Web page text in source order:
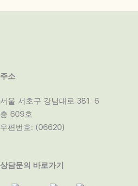
주소
서울 서초구 강남대로 381 6
층 609호
우편번호: (06620)
상담문의 바로가기